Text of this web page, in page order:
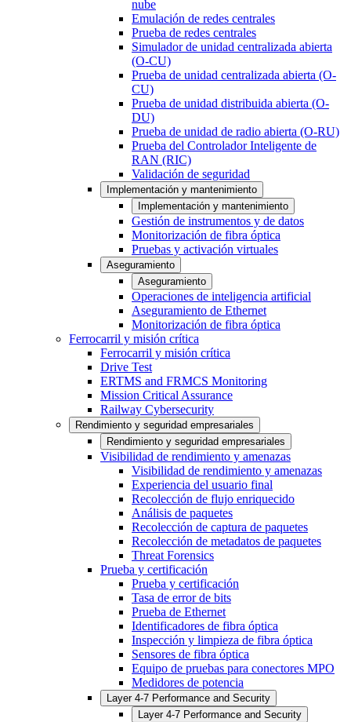
nube
Emulación de redes centrales
Prueba de redes centrales
Simulador de unidad centralizada abierta
(O-CU)
Prueba de unidad centralizada abierta (O-
CU)
Prueba de unidad distribuida abierta (O-
DU)
Prueba de unidad de radio abierta (O-RU)
Prueba del Controlador Inteligente de
RAN (RIC)
Validación de seguridad
Implementación y mantenimiento
Implementación y mantenimiento
Gestión de instrumentos y de datos
Monitorización de fibra óptica
Pruebas y activación virtuales
Aseguramiento
Aseguramiento
Operaciones de inteligencia artificial
Aseguramiento de Ethernet
Monitorización de fibra óptica
Ferrocarril y misión crítica
Ferrocarril y misión crítica
Drive Test
ERTMS and FRMCS Monitoring
Mission Critical Assurance
Railway Cybersecurity
Rendimiento y seguridad empresariales
Rendimiento y seguridad empresariales
Visibilidad de rendimiento y amenazas
Visibilidad de rendimiento y amenazas
Experiencia del usuario final
Recolección de flujo enriquecido
Análisis de paquetes
Recolección de captura de paquetes
Recolección de metadatos de paquetes
Threat Forensics
Prueba y certificación
Prueba y certificación
Tasa de error de bits
Prueba de Ethernet
Identificadores de fibra óptica
Inspección y limpieza de fibra óptica
Sensores de fibra óptica
Equipo de pruebas para conectores MPO
Medidores de potencia
Layer 4-7 Performance and Security
Layer 4-7 Performance and Security